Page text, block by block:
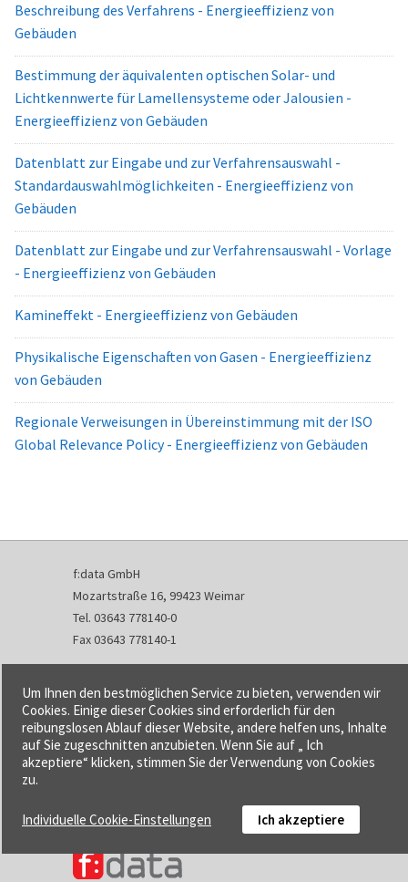
Beschreibung des Verfahrens - Energieeffizienz von
Gebäuden
Bestimmung der äquivalenten optischen Solar- und
Lichtkennwerte für Lamellensysteme oder Jalousien -
Energieeffizienz von Gebäuden
Datenblatt zur Eingabe und zur Verfahrensauswahl -
Standardauswahlmöglichkeiten - Energieeffizienz von
Gebäuden
Datenblatt zur Eingabe und zur Verfahrensauswahl - Vorlage
- Energieeffizienz von Gebäuden
Kamineffekt - Energieeffizienz von Gebäuden
Physikalische Eigenschaften von Gasen - Energieeffizienz
von Gebäuden
Regionale Verweisungen in Übereinstimmung mit der ISO
Global Relevance Policy - Energieeffizienz von Gebäuden
f:data GmbH
Mozartstraße 16, 99423 Weimar
Tel. 03643 778140-0
Fax 03643 778140-1
info@fdata.de
Kontakt
Impressum
Datenschutzerklärung
Urheberrecht und Haftung
Cookie-Einstellungen
Um Ihnen den bestmöglichen Service zu bieten, verwenden wir
Cookies. Einige dieser Cookies sind erforderlich für den
reibungslosen Ablauf dieser Website, andere helfen uns, Inhalte
auf Sie zugeschnitten anzubieten. Wenn Sie auf „ Ich
akzeptiere“ klicken, stimmen Sie der Verwendung von Cookies
zu.
Individuelle Cookie-Einstellungen Ich akzeptiere